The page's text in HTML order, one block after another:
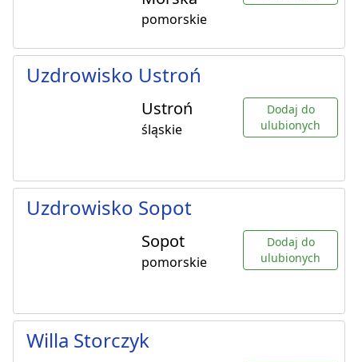
pomorskie
Uzdrowisko Ustroń
Ustroń
śląskie
Dodaj do
ulubionych
Uzdrowisko Sopot
Sopot
pomorskie
Dodaj do
ulubionych
Willa Storczyk